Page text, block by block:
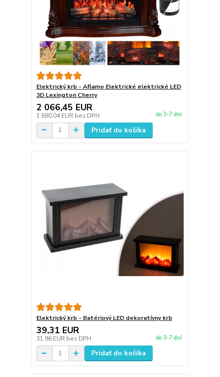
Elektrický krb - Aflamo Elektrické elektrické LED
3D Lexington Cherry
2 066,45 EUR
1 680,04 EUR bez DPH do 3-7 dní
Pridať do košíka
Elektrický krb - Batériový LED dekoratívny krb
39,31 EUR
31,96 EUR bez DPH do 3-7 dní
Pridať do košíka